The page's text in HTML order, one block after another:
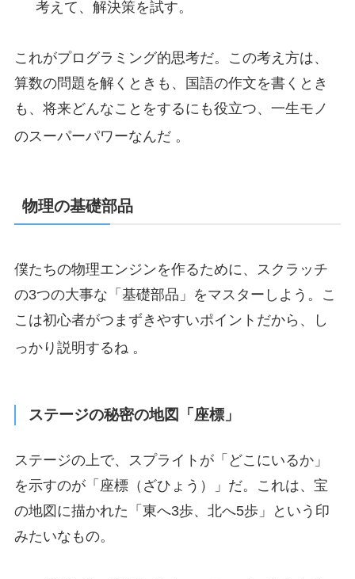
考えて、解決策を試す。
これがプログラミング的思考だ。この考え方は、
算数の問題を解くときも、国語の作文を書くとき
も、将来どんなことをするにも役立つ、一生モノ
のスーパーパワーなんだ 。
物理の基礎部品
僕たちの物理エンジンを作るために、スクラッチ
の3つの大事な「基礎部品」をマスターしよう。こ
こは初心者がつまずきやすいポイントだから、し
っかり説明するね 。
ステージの秘密の地図「座標」
ステージの上で、スプライトが「どこにいるか」
を示すのが「座標（ざひょう）」だ。これは、宝
の地図に描かれた「東へ3歩、北へ5歩」という印
みたいなもの。